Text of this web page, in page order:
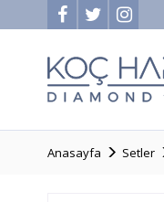
Anasayfa Setler